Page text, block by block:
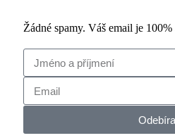
Žádné spamy. Váš email je